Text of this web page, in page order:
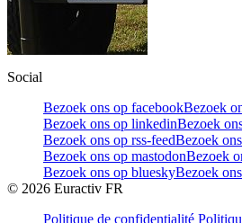
Social
Bezoek ons op facebookBezoek
Bezoek ons op linkedinBezoek
Bezoek ons op rss-feedBezoek
Bezoek ons op mastodonBezoek
Bezoek ons op blueskyBezoek
© 2026 Euractiv FR
Politique de confidentialité